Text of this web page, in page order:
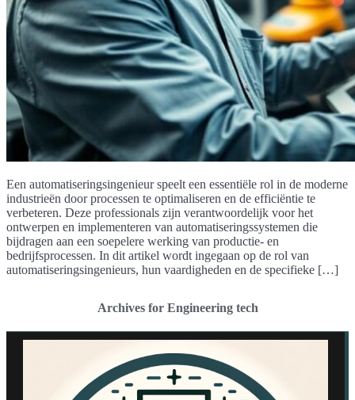
Een automatiseringsingenieur speelt een essentiële rol in de moderne
industrieën door processen te optimaliseren en de efficiëntie te
verbeteren. Deze professionals zijn verantwoordelijk voor het
ontwerpen en implementeren van automatiseringssystemen die
bijdragen aan een soepelere werking van productie- en
bedrijfsprocessen. In dit artikel wordt ingegaan op de rol van
automatiseringsingenieurs, hun vaardigheden en de specifieke […]
Archives for Engineering tech